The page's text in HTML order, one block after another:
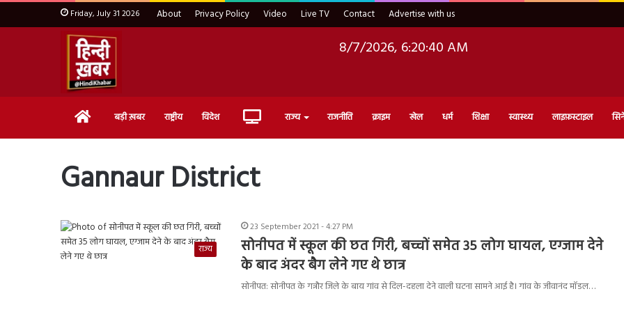
Friday, July 31 2026 About Privacy Policy Video Live TV Contact Advertise with us
8/7/2026, 6:20:41 AM
Home बड़ी ख़बर राष्ट्रीय विदेश Live राज्य राजनीति क्राइम खेल धर्म शिक्षा स्वास्थ्य लाइफ़स्टाइल
Gannaur District
राज्य
23 September 2021 - 4:27 PM
सोनीपत में स्कूल की छत गिरी, बच्चों समेत 35 लोग घायल, एग्जाम देने
के बाद अंदर बैग लेने गए थे छात्र
सोनीपत: सोनीपत के गन्नौर जिले के बाय गांव से दिल-दहला देने वाली घटना सामने आई है। गांव के जीवानंद मॉडल…